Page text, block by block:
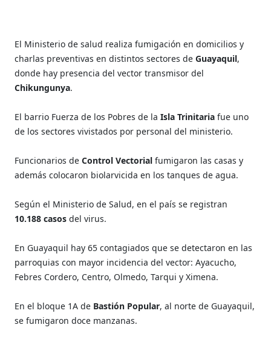
El Ministerio de salud realiza fumigación en domicilios y
charlas preventivas en distintos sectores deGuayaquil,
donde hay presencia del vector transmisor del
Chikungunya.
El barrio Fuerza de los Pobres de laIsla Trinitaria fue uno
de los sectores vivistados por personal del ministerio.
Funcionarios deControl Vectorial fumigaron las casas y
además colocaron biolarvicida en los tanques de agua.
Según el Ministerio de Salud, en el país se registran
10.188 casos del virus.
En Guayaquil hay 65 contagiados que se detectaron en las
parroquias con mayor incidencia del vector: Ayacucho,
Febres Cordero, Centro, Olmedo, Tarqui y Ximena.
En el bloque 1A de Bastión Popular, al norte de Guayaquil,
se fumigaron doce manzanas.